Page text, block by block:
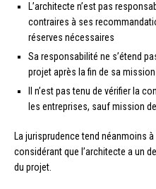
L’architecte n’est pas
contraires à ses
réserves nécessaires
Sa responsabilité ne s’étend
projet après la fin de sa mission
Il n’est pas tenu de vérifier la
les entreprises, sauf mission
La jurisprudence tend néanmoins
considérant que l’architecte a un
du projet.